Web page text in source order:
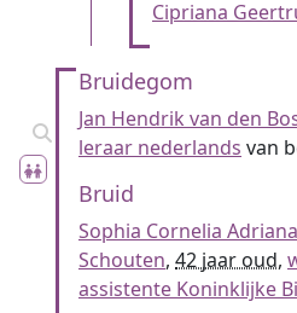
Cipriana
Bruidegom
Jan Hendrik van den
leraar nederlands van
Bruid
Sophia Cornelia
Schouten, 42 jaar oud,
assistente Koninklijke